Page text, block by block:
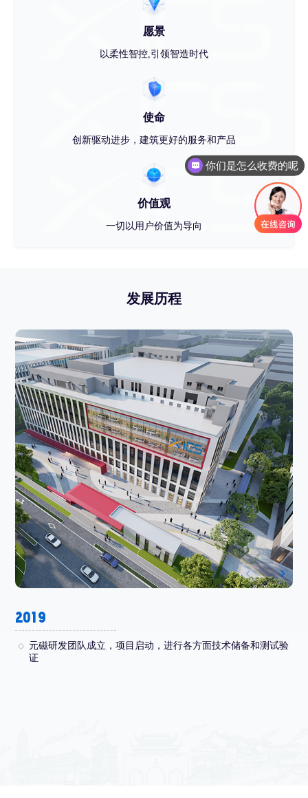
愿景
以柔性智控,引领智造时代
使命
创新驱动进步，建筑更好的服务和产品
价值观
一切以用户价值为导向
发展历程
2019
元磁研发团队成立，项目启动，进行各方面技术储备和测试验
证
你们是怎么收费的呢
现在有优惠活动吗